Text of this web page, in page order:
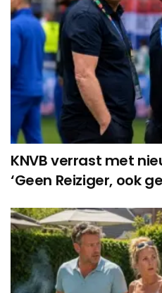
KNVB verrast met
‘Geen Reiziger, ook